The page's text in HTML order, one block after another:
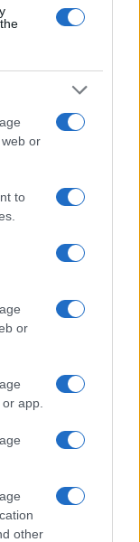
or
to
or
app.
other